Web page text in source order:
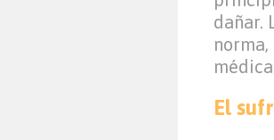
dañar.
El